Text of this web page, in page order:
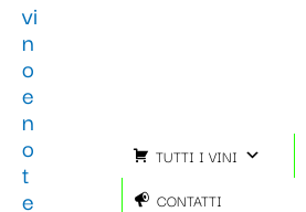
TUTTI I VINI
CONTATTI